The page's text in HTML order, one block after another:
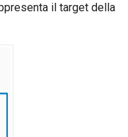
il target della